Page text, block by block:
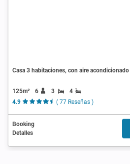
Casa 3 habitaciones, con aire acondicionado
125m² 6 3
4
4.9
( 77 Reseñas )
Booking
Detalles